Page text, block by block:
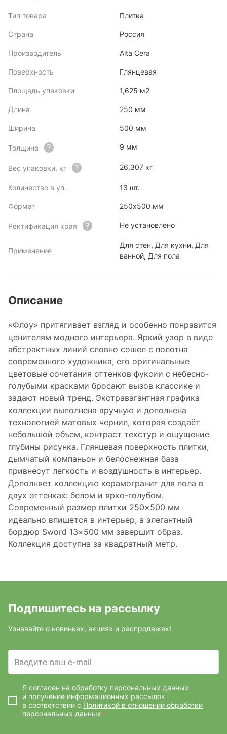
Тип товара Плитка
Страна Россия
Производитель Alta Cera
Поверхность Глянцевая
Площадь упаковки 1,625 м2
Длина 250 мм
Ширина 500 мм
Толщина 9 мм
Вес упаковки, кг 26,307 кг
Количество в уп. 13 шт.
Формат 250х500 мм
Ректификация края Не установлено
Применение
Для стен, Для кухни, Для
ванной, Для пола
Описание
«Флоу» притягивает взгляд и особенно понравится
ценителям модного интерьера. Яркий узор в виде
абстрактных линий словно сошел с полотна
современного художника, его оригинальные
цветовые сочетания оттенков фуксии с небесно-
голубыми красками бросают вызов классике и
задают новый тренд. Экстравагантная графика
коллекции выполнена вручную и дополнена
технологией матовых чернил, которая создаёт
небольшой объем, контраст текстур и ощущение
глубины рисунка. Глянцевая поверхность плитки,
дымчатый компаньон и белоснежная база
привнесут легкость и воздушность в интерьер.
Дополняет коллекцию керамогранит для пола в
двух оттенках: белом и ярко-голубом.
Современный размер плитки 250×500 мм
идеально впишется в интерьер, а элегантный
бордюр Sword 13×500 мм завершит образ.
Коллекция доступна за квадратный метр.
Подпишитесь на рассылку
Узнавайте о новинках, акциях и распродажах!
Введите ваш e-mail
Я согласен на обработку персональных данных
и получение информационных рассылок
в соответствии с Политикой в отношении обработки
персональных данных *